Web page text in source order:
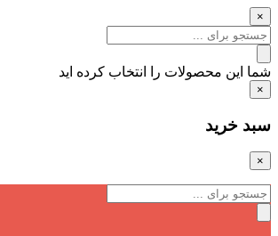
×
شما این محصولات را انتخاب کرده اید
×
سبد خرید
×